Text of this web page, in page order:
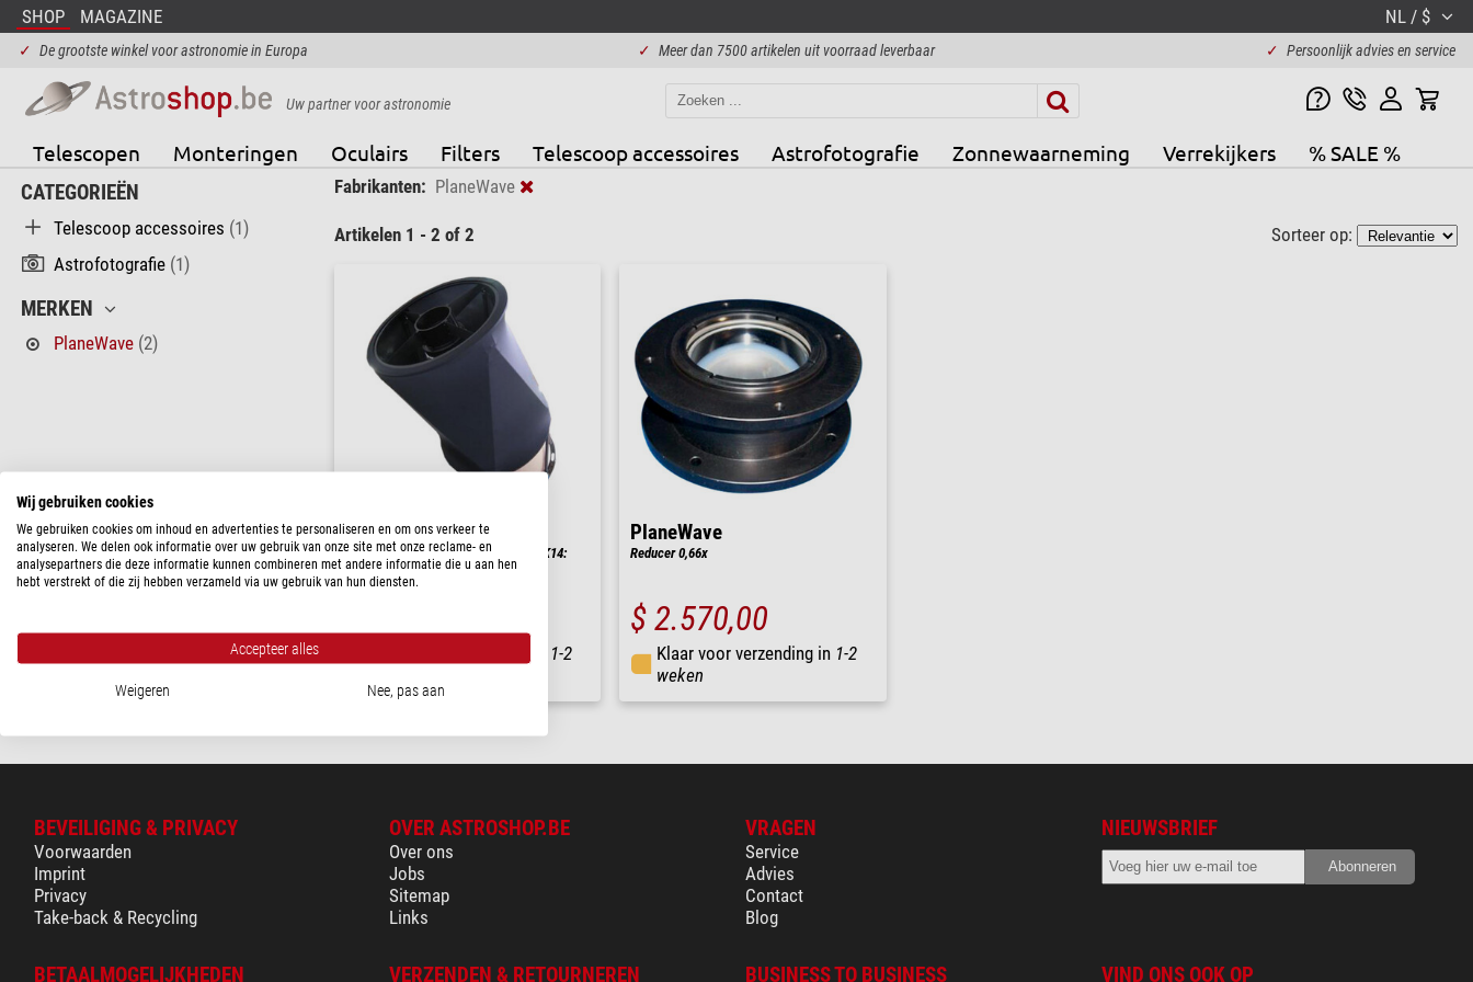
SHOP MAGAZINE NL / $
✓ De grootste winkel voor astronomie in Europa ✓ Meer dan 7500 artikelen uit voorraad leverbaar ✓ Persoonlijk advies en service
Uw partner voor astronomie
Telescopen Monteringen Oculairs Filters Telescoop accessoires Astrofotografie Zonnewaarneming Verrekijkers % SALE %
CATEGORIEËN
Telescoop accessoires (1)
Astrofotografie (1)
MERKEN
PlaneWave (2)
Fabrikanten: PlaneWave
Artikelen 1 - 2 of 2 Sorteer op:
PlaneWave
Strooilichtbeschermingsset voor CDK14:
spandex + 4 stuks afstandhouders
1-2
PlaneWave
Reducer 0,66x
$ 2.570,00
Klaar voor verzending in 1-2
weken
BEVEILIGING & PRIVACY
Voorwaarden
Imprint
Privacy
Take-back & Recycling
OVER ASTROSHOP.BE
Over ons
Jobs
Sitemap
Links
VRAGEN
Service
Advies
Contact
Blog
NIEUWSBRIEF
BETAALMOGELIJKHEDEN VERZENDEN & RETOURNEREN BUSINESS TO BUSINESS VIND ONS OOK OP
Wij gebruiken cookies
We gebruiken cookies om inhoud en advertenties te personaliseren en om ons verkeer te
analyseren. We delen ook informatie over uw gebruik van onze site met onze reclame- en
analysepartners die deze informatie kunnen combineren met andere informatie die u aan hen
hebt verstrekt of die zij hebben verzameld via uw gebruik van hun diensten.
Accepteer alles
Weigeren Nee, pas aan